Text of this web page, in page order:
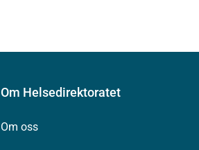
Om Helsedirektoratet
Om oss